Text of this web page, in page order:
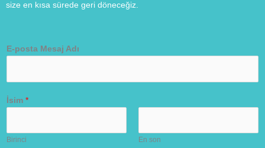
size en kısa sürede geri döneceğiz.
E-posta Mesaj Adı
İsim *
Birinci En son